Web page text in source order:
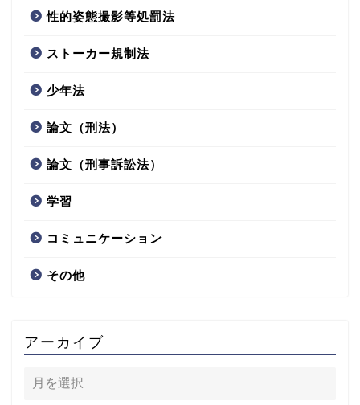
性的姿態撮影等処罰法
ストーカー規制法
少年法
論文（刑法）
論文（刑事訴訟法）
学習
コミュニケーション
その他
アーカイブ